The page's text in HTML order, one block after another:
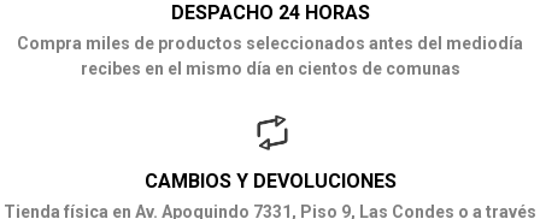
DESPACHO 24 HORAS
Compra miles de productos seleccionados antes del mediodía
recibes en el mismo día en cientos de comunas
CAMBIOS Y DEVOLUCIONES
Tienda física en Av. Apoquindo 7331, Piso 9, Las Condes o a través